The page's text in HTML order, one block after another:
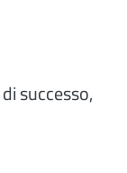
successo,